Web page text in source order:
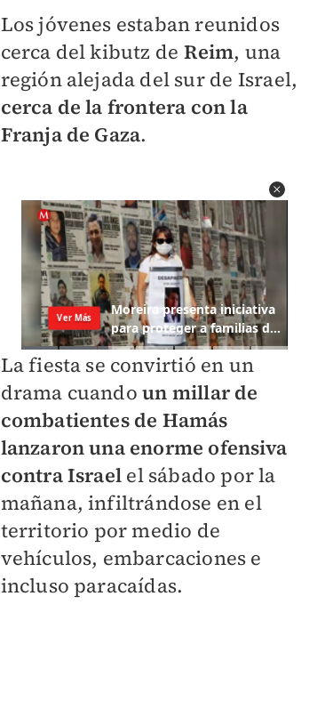
Los jóvenes estaban reunidos
cerca del kibutz de Reim, una
región alejada del sur de Israel,
cerca de la frontera con la
Franja de Gaza.
La fiesta se convirtió en un
drama cuandoun millar de
combatientes de Hamás
lanzaron una enorme ofensiva
contra Israel el sábado por la
mañana, infiltrándose en el
territorio por medio de
vehículos, embarcaciones e
incluso paracaídas.